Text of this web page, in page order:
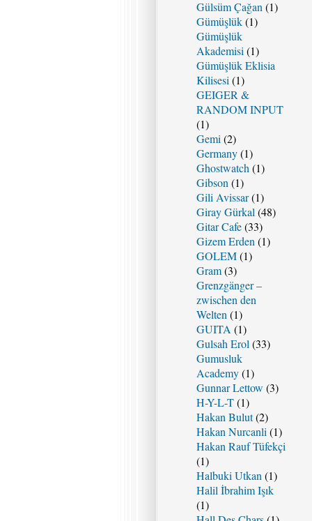
Gülsüm Çağan (1)
Gümüşlük(1)
Gümüşlük
Akademisi (1)
Gümüşlük Eklisia
Kilisesi (1)
GEIGER &
RANDOM INPUT
(1)
Gemi (2)
Germany(1)
Ghostwatch (1)
Gibson (1)
Gili Avissar(1)
Giray Gürkal (48)
Gitar Cafe(33)
Gizem Erden (1)
GOLEM(1)
Gram(3)
Grenzgänger –
zwischen den
Welten (1)
GUITA (1)
Gulsah Erol (33)
Gumusluk
Academy(1)
Gunnar Lettow (3)
H-Y-L-T(1)
Hakan Bulut(2)
Hakan Nurcanli (1)
Hakan Rauf Tüfekçi
(1)
Halbuki Utkan (1)
Halil İbrahim Işık
(1)